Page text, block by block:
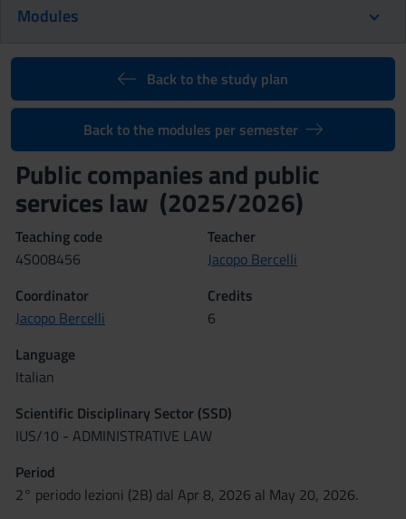
Modules
Back to the study plan
Back to the modules per semester
Public companies and public
services law (2025/2026)
Teaching code
4S008456
Teacher
Jacopo Bercelli
Coordinator
Jacopo Bercelli
Credits
6
Language
Italian
Scientific Disciplinary Sector (SSD)
IUS/10 - ADMINISTRATIVE LAW
Period
2° periodo lezioni (2B) dal Apr 8, 2026 al May 20, 2026.